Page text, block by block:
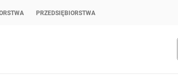
PRZEDSIĘBIORSTWA